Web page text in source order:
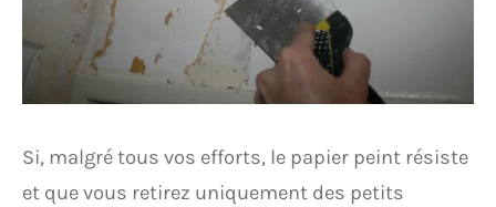
Si, malgré tous vos efforts, le papier peint résiste
et que vous retirez uniquement des petits